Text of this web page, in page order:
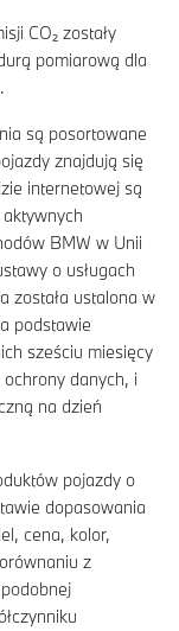
CO₂ zostały
pomiarową dla
są posortowane
znajdują się
internetowej są
BMW w Unii
o usługach
została ustalona w
podstawie
sześciu miesięcy
danych, i
na dzień
pojazdy o
dopasowania
cena, kolor,
z